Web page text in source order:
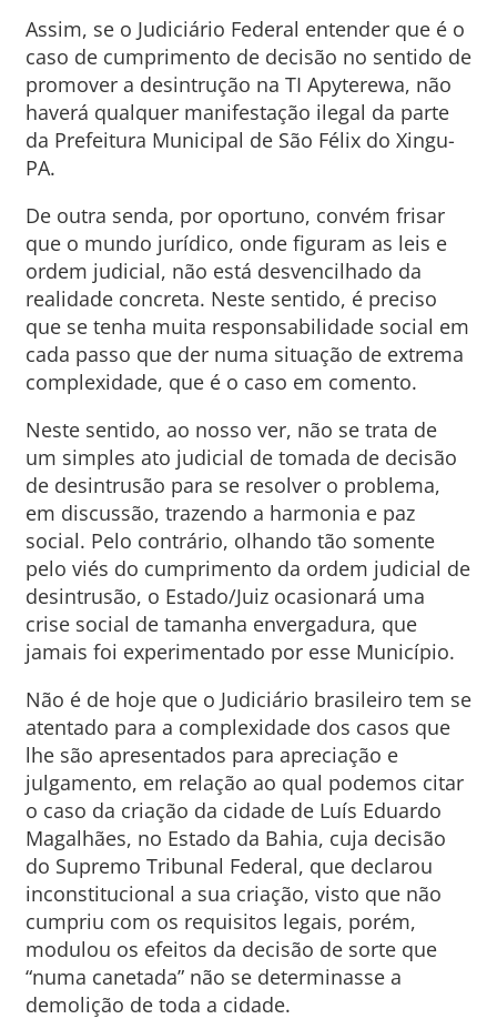
Assim, se o Judiciário Federal entender que é o
caso de cumprimento de decisão no sentido de
promover a desintrução na TI Apyterewa, não
haverá qualquer manifestação ilegal da parte
da Prefeitura Municipal de São Félix do Xingu-
PA.
De outra senda, por oportuno, convém frisar
que o mundo jurídico, onde figuram as leis e
ordem judicial, não está desvencilhado da
realidade concreta. Neste sentido, é preciso
que se tenha muita responsabilidade social em
cada passo que der numa situação de extrema
complexidade, que é o caso em comento.
Neste sentido, ao nosso ver, não se trata de
um simples ato judicial de tomada de decisão
de desintrusão para se resolver o problema,
em discussão, trazendo a harmonia e paz
social. Pelo contrário, olhando tão somente
pelo viés do cumprimento da ordem judicial de
desintrusão, o Estado/Juiz ocasionará uma
crise social de tamanha envergadura, que
jamais foi experimentado por esse Município.
Não é de hoje que o Judiciário brasileiro tem se
atentado para a complexidade dos casos que
lhe são apresentados para apreciação e
julgamento, em relação ao qual podemos citar
o caso da criação da cidade de Luís Eduardo
Magalhães, no Estado da Bahia, cuja decisão
do Supremo Tribunal Federal, que declarou
inconstitucional a sua criação, visto que não
cumpriu com os requisitos legais, porém,
modulou os efeitos da decisão de sorte que
“numa canetada” não se determinasse a
demolição de toda a cidade.